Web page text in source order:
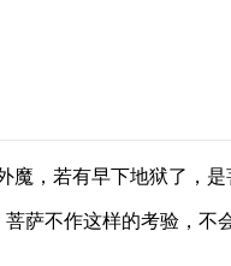
，若有早下地狱了，是
萨不作这样的考验，不